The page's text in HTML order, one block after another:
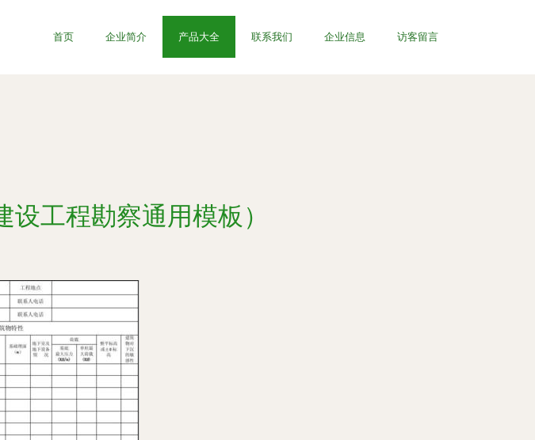
首页 企业简介 产品大全 联系我们 企业信息 访客留言
工程勘察通用模板）